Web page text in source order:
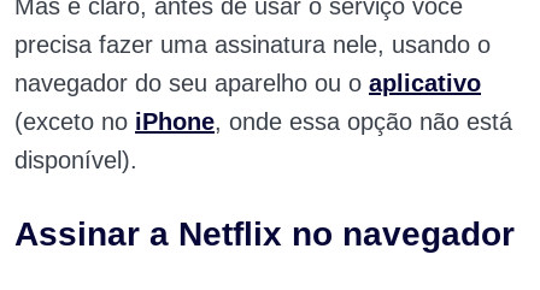
Mas é claro, antes de usar o serviço você
precisa fazer uma assinatura nele, usando o
navegador do seu aparelho ou o aplicativo
(exceto no iPhone, onde essa opção não está
disponível).
Assinar a Netflix no navegador